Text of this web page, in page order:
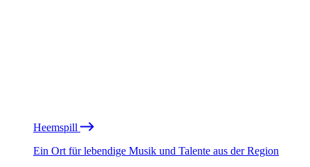
Heemspill
Ein Ort für lebendige Musik und Talente aus der Region